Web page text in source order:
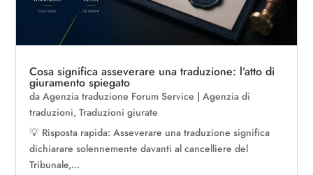
Cosa significa asseverare una traduzione: l’atto di
giuramento spiegato
daAgenzia traduzione Forum Service |Agenzia di
traduzioni,Traduzioni giurate
💡 Risposta rapida: Asseverare una traduzione significa
dichiarare solennemente davanti al cancelliere del
Tribunale,...